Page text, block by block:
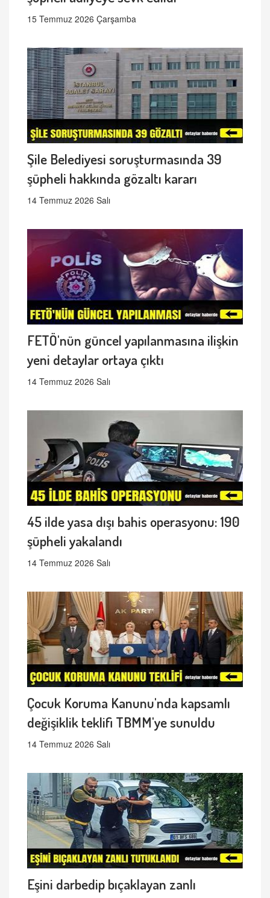
15 Temmuz 2026 Çarşamba
Şile Belediyesi soruşturmasında 39
şüpheli hakkında gözaltı kararı
14 Temmuz 2026 Salı
FETÖ'nün güncel yapılanmasına ilişkin
yeni detaylar ortaya çıktı
14 Temmuz 2026 Salı
45 ilde yasa dışı bahis operasyonu: 190
şüpheli yakalandı
14 Temmuz 2026 Salı
Çocuk Koruma Kanunu'nda kapsamlı
değişiklik teklifi TBMM'ye sunuldu
14 Temmuz 2026 Salı
Eşini darbedip bıçaklayan zanlı